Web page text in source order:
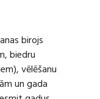
birojs
biedru
vēlēšanu
un gada